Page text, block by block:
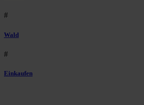
#
Wald
#
Einkaufen